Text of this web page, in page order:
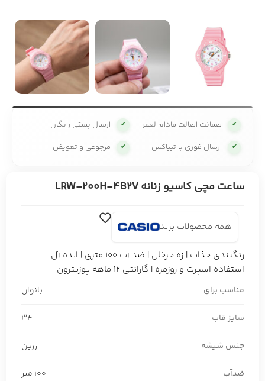
✔ ضمانت اصالت مادام‌العمر ✔ ارسال پستی رایگان
✔ ارسال فوری با تیپاکس ✔ مرجوعی و تعویض
ساعت مچی کاسیو زنانه LRW-200H-4B2V
همه محصولات برند
رنگبندی جذاب | زه چرخان | ضد آب 100 متری | ایده آل
استفاده اسپرت و روزمره | گارانتی 12 ماهه پوزیترون
مناسب برای بانوان
سایز قاب 34
جنس شیشه رزین
ضدآب 100 متر